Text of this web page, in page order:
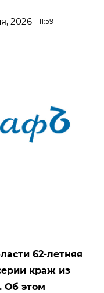
2026 11:59
62-летняя
краж из
Об этом